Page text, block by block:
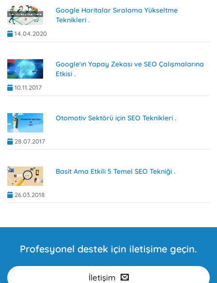
14.04.2020
Google Haritalar Sıralama Yükseltme
Teknikleri .
10.11.2017
Google'ın Yapay Zekası ve SEO Çalışmalarına
Etkisi .
28.07.2017
Otomotiv Sektörü için SEO Teknikleri .
26.03.2018
Basit Ama Etkili 5 Temel SEO Tekniği .
Profesyonel destek için iletişime geçin.
İletişim